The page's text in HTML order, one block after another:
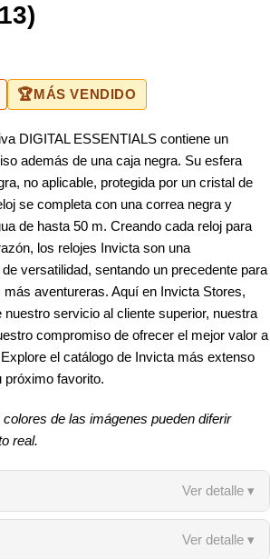
🏆MÁS VENDIDO
DIGITAL ESSENTIALS contiene un
además de una caja negra. Su esfera
no aplicable, protegida por un cristal de
se completa con una correa negra y
de hasta 50 m. Creando cada reloj para
los relojes Invicta son una
versatilidad, sentando un precedente para
aventureras. Aquí en Invicta Stores,
servicio al cliente superior, nuestra
compromiso de ofrecer el mejor valor a
el catálogo de Invicta más extenso
próximo favorito.
de las imágenes pueden diferir
real.
Ver detalle ▾
Ver detalle ▾